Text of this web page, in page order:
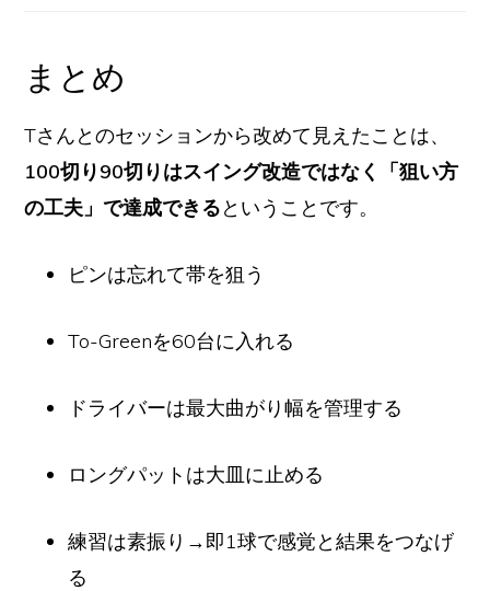
まとめ
Tさんとのセッションから改めて見えたことは、
100切り90切りはスイング改造ではなく「狙い方
の工夫」で達成できるということです。
ピンは忘れて帯を狙う
To-Greenを60台に入れる
ドライバーは最大曲がり幅を管理する
ロングパットは大皿に止める
練習は素振り→即1球で感覚と結果をつなげ
る